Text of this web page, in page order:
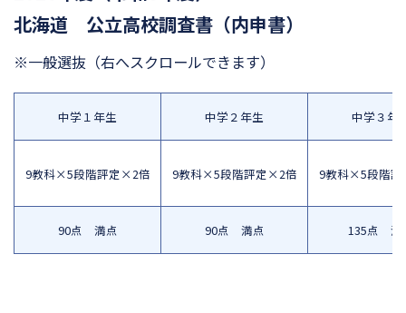
北海道 公立高校調査書（内申書）
※一般選抜 （右へスクロールできます）
中学１年生
9教科×5段階評定×2倍
90点 満点
中学２年生
9教科×5段階評定×2倍
90点 満点
中学３年
9教科×5段階
135点 満